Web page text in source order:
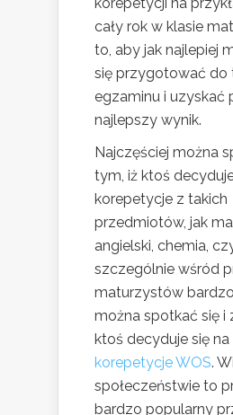
korepetycji na
cały rok w klasie
to, aby jak najlepiej
się przygotować do
egzaminu i uzyskać
najlepszy wynik.
Najczęściej można
tym, iż ktoś
korepetycje z takich
przedmiotów, jak
angielski, chemia,
szczególnie wśród
maturzystów
można spotkać się i
ktoś decyduje się na
korepetycje WOS.
społeczeństwie to
bardzo popularny